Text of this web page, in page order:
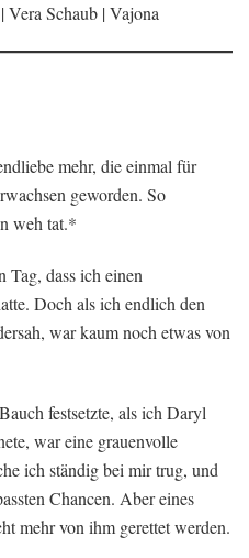
Schaub | Vajona
mehr, die einmal für
geworden. So
weh tat.*
Tag, dass ich einen
Doch als ich endlich den
war kaum noch etwas von
festsetzte, als ich Daryl
war eine grauenvolle
ich ständig bei mir trug, und
Chancen. Aber eines
mehr von ihm gerettet werden.